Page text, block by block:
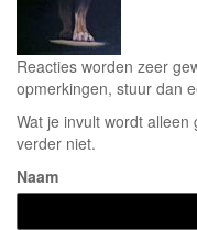
Reacties worden zeer
opmerkingen, stuur dan
Wat je invult wordt
verder niet.
Naam